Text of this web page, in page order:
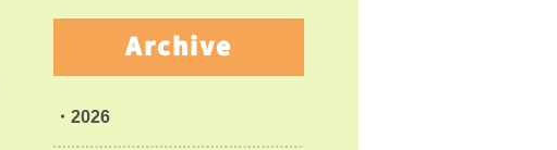
Archive
2026